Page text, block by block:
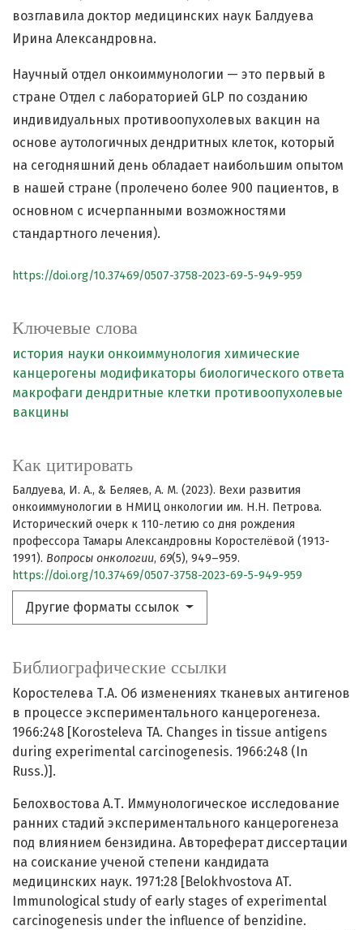
Ключевые слова
история науки онкоиммунология химические
канцерогены модификаторы биологического ответа
макрофаги дендритные клетки противоопухолевые
вакцины
Как цитировать
Балдуева, И. А., & Беляев, А. М. (2023). Вехи развития
онкоиммунологии в НМИЦ онкологии им. Н.Н. Петрова.
Исторический очерк к 110-летию со дня рождения
профессора Тамары Александровны Коростелёвой (1913-
1991). Вопросы онкологии, 69(5), 949–959.
https://doi.org/10.37469/0507-3758-2023-69-5-949-959
Другие форматы ссылок
возглавила доктор медицинских наук Балдуева
Ирина Александровна.
Научный отдел онкоиммунологии — это первый в
стране Отдел с лабораторией GLP по созданию
индивидуальных противоопухолевых вакцин на
основе аутологичных дендритных клеток, который
на сегодняшний день обладает наибольшим опытом
в нашей стране (пролечено более 900 пациентов, в
основном с исчерпанными возможностями
стандартного лечения).
https://doi.org/10.37469/0507-3758-2023-69-5-949-959
Библиографические ссылки
Коростелева Т.А. Об изменениях тканевых антигенов
в процессе экспериментального канцерогенеза.
1966:248 [Korosteleva TA. Changes in tissue antigens
during experimental carcinogenesis. 1966:248 (In
Russ.)].
Белохвостова А.Т. Иммунологическое исследование
ранних стадий экспериментального канцерогенеза
под влиянием бензидина. Автореферат диссертации
на соискание ученой степени кандидата
медицинских наук. 1971:28 [Belokhvostova AT.
Immunological study of early stages of experimental
carcinogenesis under the influence of benzidine.